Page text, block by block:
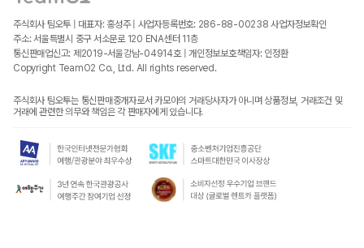
주식회사 팀오투 | 대표자: 홍성주 | 사업자등록번호: 286-88-00238 사업자정보확인
주소: 서울특별시 중구 서소문로 120 ENA센터 11층
통신판매업신고: 제2019-서울강남-04914호 | 개인정보보호책임자: 인정환
Copyright TeamO2 Co., Ltd. All rights reserved.
주식회사 팀오투는 통신판매중개자로서 카모아의 거래당사자가 아니며 상품정보, 거래조건 및
거래에 관련한 의무와 책임은 각 판매자에게 있습니다.